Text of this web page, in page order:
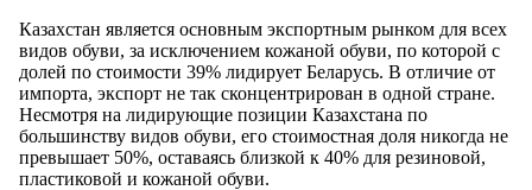
Казахстан является основным экспортным рынком для всех
видов обуви, за исключением кожаной обуви, по которой с
долей по стоимости 39% лидирует Беларусь. В отличие от
импорта, экспорт не так сконцентрирован в одной стране.
Несмотря на лидирующие позиции Казахстана по
большинству видов обуви, его стоимостная доля никогда не
превышает 50%, оставаясь близкой к 40% для резиновой,
пластиковой и кожаной обуви.